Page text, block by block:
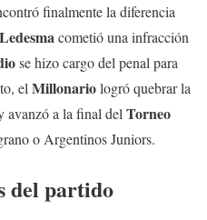
finalmente la diferencia
cometió una infracción
se hizo cargo del penal para
elMillonariologró quebrar la
avanzó a la final delTorneo
o Argentinos Juniors.
del partido